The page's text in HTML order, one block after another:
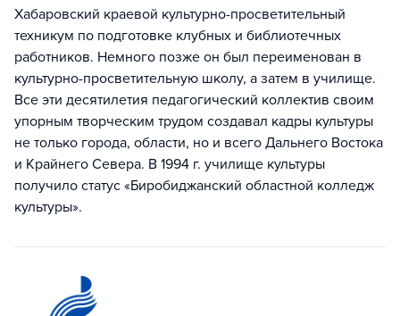
Хабаровский краевой культурно-просветительный
техникум по подготовке клубных и библиотечных
работников. Немного позже он был переименован в
культурно-просветительную школу, а затем в училище.
Все эти десятилетия педагогический коллектив своим
упорным творческим трудом создавал кадры культуры
не только города, области, но и всего Дальнего Востока
и Крайнего Севера. В 1994 г. училище культуры
получило статус «Биробиджанский областной колледж
культуры».